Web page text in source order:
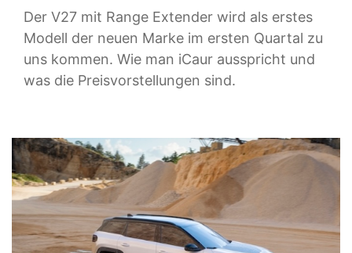
Der V27 mit Range Extender wird als erstes
Modell der neuen Marke im ersten Quartal zu
uns kommen. Wie man iCaur ausspricht und
was die Preisvorstellungen sind.